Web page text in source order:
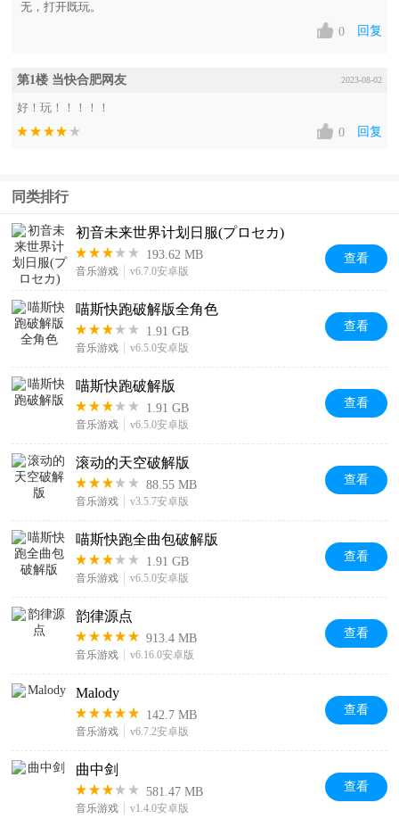
无，打开既玩。
0
回复
第1楼 当快合肥网友 2023-08-02
好！玩！！！！！
0
回复
同类排行
初音未来世界计划日服(プロセカ)
193.62 MB
音乐游戏 v6.7.0安卓版
查看
喵斯快跑破解版全角色
1.91 GB
音乐游戏 v6.5.0安卓版
查看
喵斯快跑破解版
1.91 GB
音乐游戏 v6.5.0安卓版
查看
滚动的天空破解版
88.55 MB
音乐游戏 v3.5.7安卓版
查看
喵斯快跑全曲包破解版
1.91 GB
音乐游戏 v6.5.0安卓版
查看
韵律源点
913.4 MB
音乐游戏 v6.16.0安卓版
查看
Malody
142.7 MB
音乐游戏 v6.7.2安卓版
查看
曲中剑
581.47 MB
音乐游戏 v1.4.0安卓版
查看